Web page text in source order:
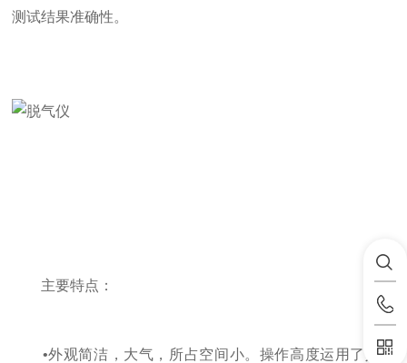
测试结果准确性。
主要特点：
•外观简洁，大气，所占空间小。操作高度运用了人体